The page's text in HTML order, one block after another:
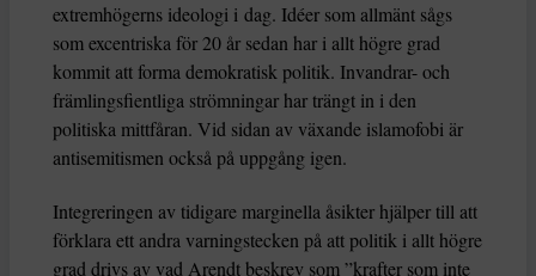
extremhögerns ideologi i dag. Idéer som allmänt sågs
som excentriska för 20 år sedan har i allt högre grad
kommit att forma demokratisk politik. Invandrar- och
främlingsfientliga strömningar har trängt in i den
politiska mittfåran. Vid sidan av växande islamofobi är
antisemitismen också på uppgång igen.
Integreringen av tidigare marginella åsikter hjälper till att
förklara ett andra varningstecken på att politik i allt högre
grad drivs av vad Arendt beskrev som ”krafter som inte